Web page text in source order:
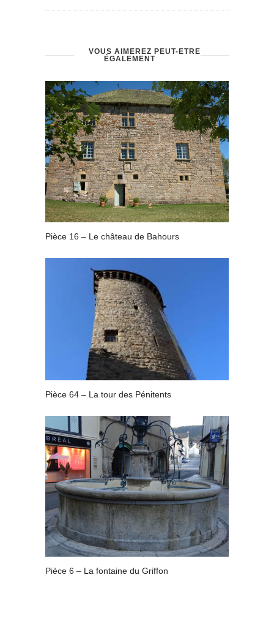
VOUS AIMEREZ PEUT-ÊTRE
ÉGALEMENT
Pièce 16 – Le château de Bahours
Pièce 64 – La tour des Pénitents
Pièce 6 – La fontaine du Griffon